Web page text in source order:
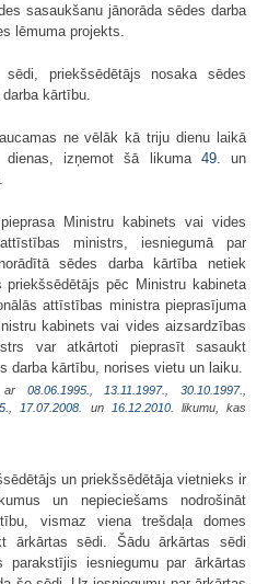
sasaukšanu jānorāda sēdes darba
lēmuma projekts.
priekšsēdētājs nosaka sēdes
kārtību.
ne vēlāk kā triju dienu laikā
dienas, izņemot šā likuma 49. un
Ministru kabinets vai vides
ministrs, iesniegumā par
sēdes darba kārtība netiek
pēc Ministru kabineta
attīstības ministra pieprasījuma
kabinets vai vides aizsardzības
var atkārtoti pieprasīt sasaukt
darba kārtību, norises vietu un laiku.
ar 08.06.1995. 13.11.1997. ,30.10.1997.
17.07.2008. un 16.12.2010. likumu, kas
un priekšsēdētāja vietnieks ir
un nepieciešams nodrošināt
vismaz viena trešdaļa domes
ārkārtas sēdi. Šādu ārkārtas sēdi
parakstījis iesniegumu par ārkārtas